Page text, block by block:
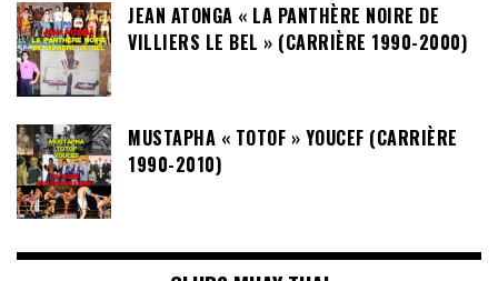
JEAN ATONGA « LA PANTHÈRE NOIRE DE
VILLIERS LE BEL » (CARRIÈRE 1990-2000)
MUSTAPHA « TOTOF » YOUCEF (CARRIÈRE
1990-2010)